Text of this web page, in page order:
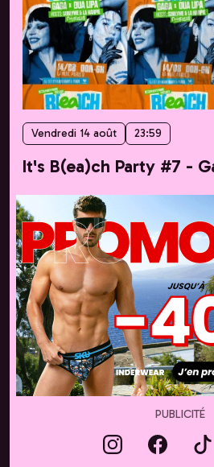
Vendredi 14 août 23:59
It's B(ea)ch Party #7 -
PUBLICITÉ